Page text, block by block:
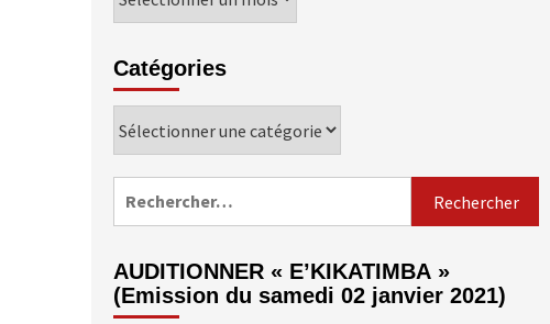
Catégories
Catégories
AUDITIONNER « E’KIKATIMBA »
(Emission du samedi 02 janvier 2021)